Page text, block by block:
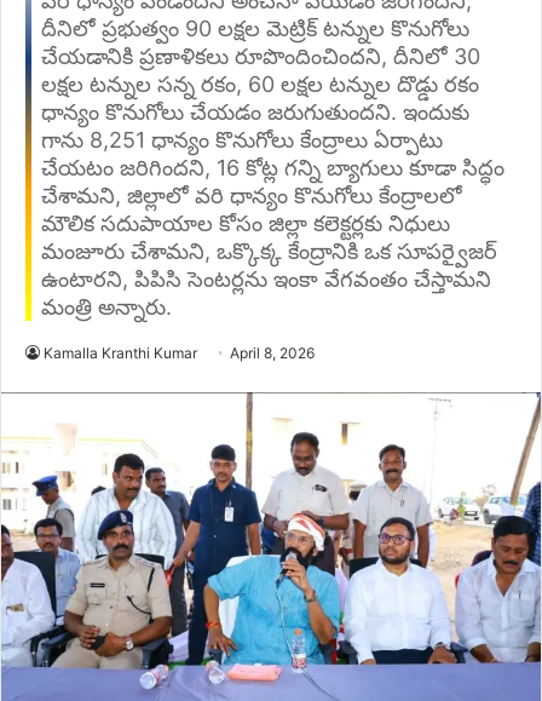
దీనిలో ప్రభుత్వం 90 లక్షల మెట్రిక్ టన్నుల కొనుగోలు
చేయడానికి ప్రణాళికలు రూపొందించిందని, దీనిలో 30
లక్షల టన్నుల సన్న రకం, 60 లక్షల టన్నుల దొడ్డు రకం
ధాన్యం కొనుగోలు చేయడం జరుగుతుందని. ఇందుకు
గాను 8,251 ధాన్యం కొనుగోలు కేంద్రాలు ఏర్పాటు
చేయటం జరిగిందని, 16 కోట్ల గన్ని బ్యాగులు కూడా సిద్ధం
చేశామని, జిల్లాలో వరి ధాన్యం కొనుగోలు కేంద్రాలలో
మౌలిక సదుపాయాల కోసం జిల్లా కలెక్టర్లకు నిధులు
మంజూరు చేశామని, ఒక్కొక్క కేంద్రానికి ఒక సూపర్వైజర్
ఉంటారని, పిపిసి సెంటర్లను ఇంకా వేగవంతం చేస్తామని
మంత్రి అన్నారు.
Kamalla Kranthi Kumar April 8, 2026